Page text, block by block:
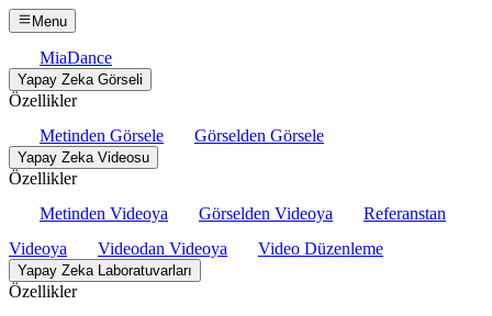
Menu
MiaDance
Yapay Zeka Görseli
Özellikler
Metinden Görsele
Görselden Görsele
Yapay Zeka Videosu
Özellikler
Metinden Videoya
Görselden Videoya
Referanstan
Videoya
Videodan Videoya Video Düzenleme
Yapay Zeka Laboratuvarları
Özellikler